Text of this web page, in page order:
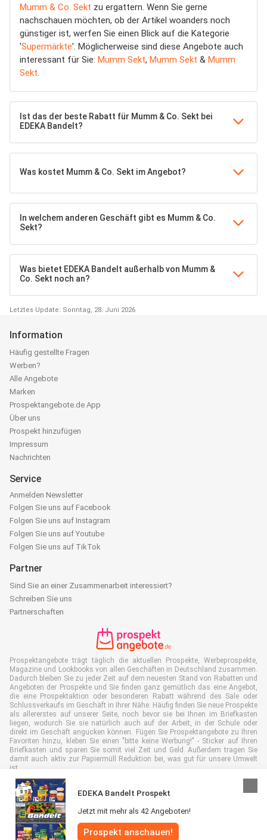
Mumm & Co. Sekt zu ergattern. Wenn Sie gerne
nachschauen möchten, ob der Artikel woanders noch
günstiger ist, werfen Sie einen Blick auf die Kategorie
'Supermärkte'. Möglicherweise sind diese Angebote auch
interessant für Sie: Mumm Sekt, Mumm Sekt & Mumm
Sekt.
Ist das der beste Rabatt für Mumm & Co. Sekt bei
EDEKA Bandelt?
Was kostet Mumm & Co. Sekt im Angebot?
In welchem anderen Geschäft gibt es Mumm & Co.
Sekt?
Was bietet EDEKA Bandelt außerhalb von Mumm &
Co. Sekt noch an?
Letztes Update: Sonntag, 28. Juni 2026
EDEKA Bandelt Prospekt
Jetzt mit mehr als 42 Angeboten!
Prospekt anschauen!
Information
Häufig gestellte Fragen
Werben?
Alle Angebote
Marken
Prospektangebote.de App
Über uns
Prospekt hinzufügen
Impressum
Nachrichten
Service
Anmelden Newsletter
Folgen Sie uns auf Facebook
Folgen Sie uns auf Instagram
Folgen Sie uns auf Youtube
Folgen Sie uns auf TikTok
Partner
Sind Sie an einer Zusammenarbeit interessiert?
Schreiben Sie uns
Partnerschaften
Prospektangebote trägt täglich die aktuellen Prospekte, Werbeprospekte,
Magazine und Lookbooks von allen Geschäften in Deutschland zusammen.
Dadurch bleiben Sie zu jeder Zeit auf dem neuesten Stand von Rabatten und
Angeboten der Prospekte und Sie finden ganz gemütlich das eine Angebot,
die eine Prospektaktion oder besonderen Rabatt während des Sale oder
Schlussverkaufs im Geschäft in Ihrer Nähe. Häufig finden Sie neue Prospekte
als allererstes auf unserer Seite, noch bevor sie bei Ihnen im Briefkasten
liegen, wodurch Sie sie natürlich auch auf der Arbeit, in der Schule oder
direkt im Geschäft angucken können. Fügen Sie Prospektangebote zu Ihren
Favoriten hinzu, kleben Sie einen "bitte keine Werbung!" - Sticker auf Ihren
Briefkasten und sparen Sie somit viel Zeit und Geld. Außerdem tragen Sie
damit auch aktiv zur Papiermüll Reduktion bei, was gut für unsere Umwelt
ist.
Alle Rechte vorbehalten © Prospektangebote.de 2026 |
|Allgemeine Geschäftsbedingungen |Datenschutzerklärung